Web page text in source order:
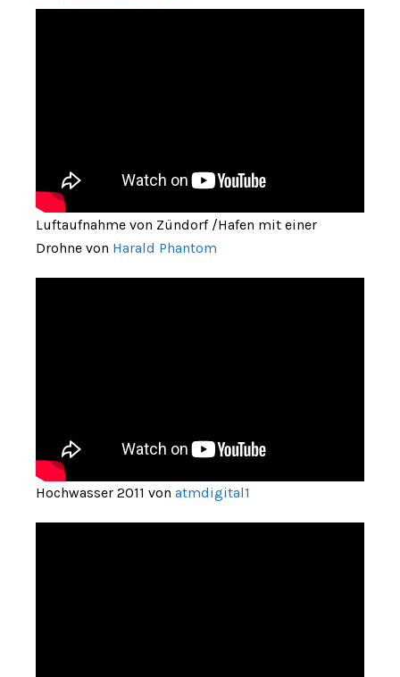
Luftaufnahme von Zündorf /Hafen mit einer
Drohne von Harald Phantom
Hochwasser 2011 von atmdigital1